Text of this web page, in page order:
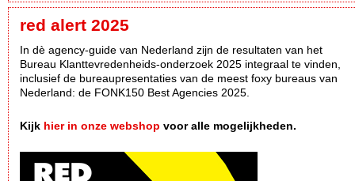
red alert 2025
In dè agency-guide van Nederland zijn de resultaten van het
Bureau Klanttevredenheids-onderzoek 2025 integraal te vinden,
inclusief de bureaupresentaties van de meest foxy bureaus van
Nederland: de FONK150 Best Agencies 2025.
Kijk hier in onze webshop voor alle mogelijkheden.